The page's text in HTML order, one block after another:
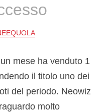
mese ha venduto 1
il titolo uno dei
del periodo. Neowiz
molto